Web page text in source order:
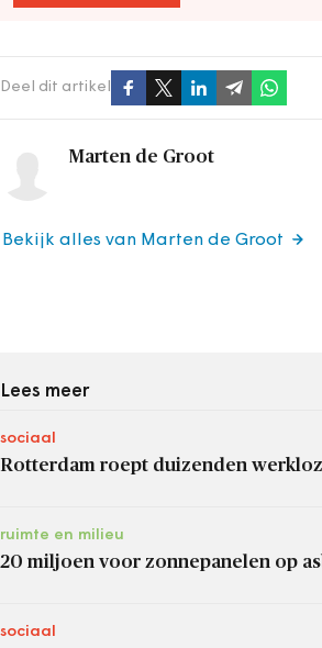
Deel dit artikel
Marten de Groot
Bekijk alles van Marten de Groot
Lees meer
sociaal
Rotterdam roept duizenden
ruimte en milieu
20 miljoen voor zonnepanelen op
sociaal